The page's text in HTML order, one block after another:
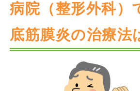
病院（整形外科）
底筋膜炎の治療法